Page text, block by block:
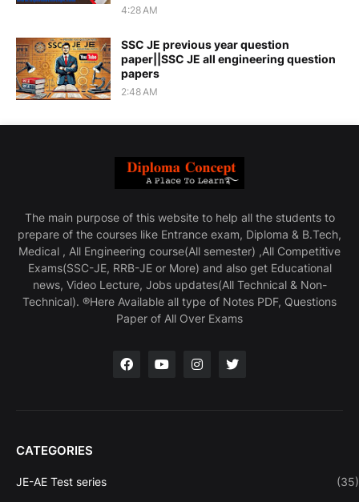
4:28 AM
SSC JE previous year question
paper||SSC JE all engineering question
papers
2:48 AM
The main purpose of this website to help all the students to
prepare of the courses like Entrance exam, Diploma & B.Tech,
Medical , All Engineering course(All semester) ,All Competitive
Exams(SSC-JE, RRB-JE or More) and also get Educational
news, Video Lecture, Jobs updates(All Technical & Non-
Technical). ®Here Available all type of Notes PDF, Questions
Paper of All Over Exams
CATEGORIES
JE-AE Test series (35)